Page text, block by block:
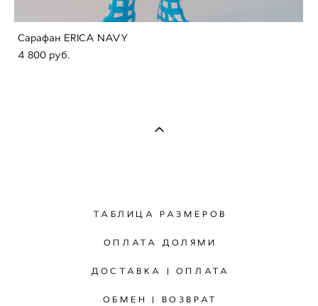
Сарафан ERICA NAVY
4 800 pуб.
ТАБЛИЦА РАЗМЕРОВ
ОПЛАТА ДОЛЯМИ
ДОСТАВКА | ОПЛАТА
ОБМЕН | ВОЗВРАТ